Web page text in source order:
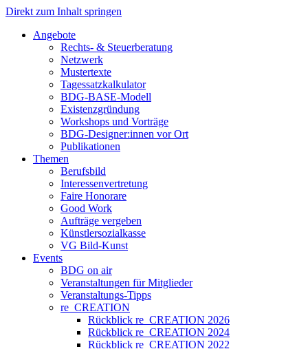
Direkt zum Inhalt springen
Angebote
Rechts- & Steuerberatung
Netzwerk
Mustertexte
Tagessatzkalkulator
BDG-BASE-Modell
Existenzgründung
Workshops und Vorträge
BDG-Designer:innen vor Ort
Publikationen
Themen
Berufsbild
Interessenvertretung
Faire Honorare
Good Work
Aufträge vergeben
Künstlersozialkasse
VG Bild-Kunst
Events
BDG on air
Veranstaltungen für Mitglieder
Veranstaltungs-Tipps
re_CREATION
Rückblick re_CREATION 2026
Rückblick re_CREATION 2024
Rückblick re_CREATION 2022